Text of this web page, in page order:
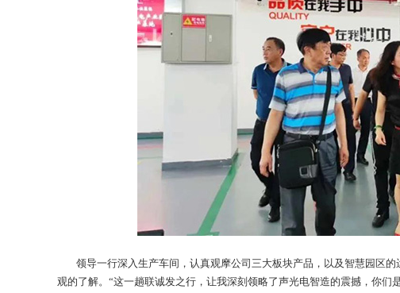
领导一行深入生产车间，认真观摩公司三大板块产品，以及智慧园区的
观的了解。“这一趟联诚发之行，让我深刻领略了声光电智造的震撼，你们